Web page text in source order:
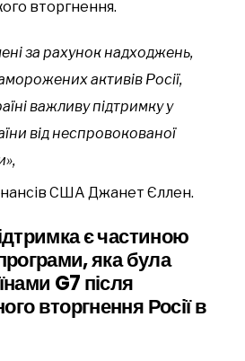
вторгнення.
за рахунок надходжень,
активів Росії,
важливу підтримку у
від неспровокованої
США Джанет Єллен.
є частиною
яка була
G7 після
вторгнення Росії в